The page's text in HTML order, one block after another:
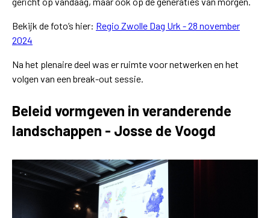
Bekijk de foto’s hier: Regio Zwolle Dag Urk - 28 november
2024
Na het plenaire deel was er ruimte voor netwerken en het
volgen van een break-out sessie.
Beleid vormgeven in veranderende
landschappen - Josse de Voogd